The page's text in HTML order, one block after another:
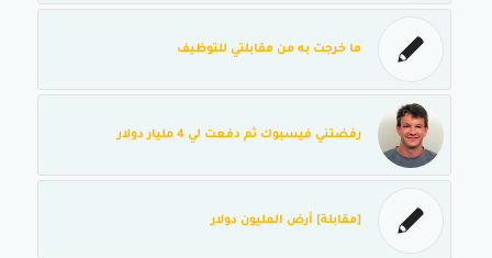
ما خرجت به من مقابلتي للتوظيف
رفضتني فيسبوك ثم دفعت لي 4 مليار دولار
[مقابلة] أرض المليون دولار